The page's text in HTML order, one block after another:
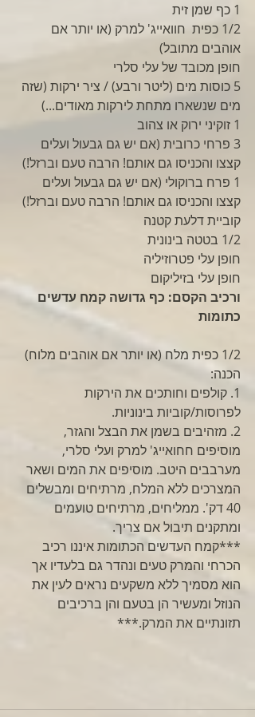
1 כף שמן זית
1/2 כפית  חוואייג' למרק (או יותר אם
אוהבים מתובל)
חופן מכובד של עלי סלרי
5 כוסות מים (ליטר ורבע) / ציר ירקות (שזה
מים שנשארו מתחת לירקות מאודים...)
1 זוקיני ירוק או צהוב
3 פרחי כרובית (אם יש גם גבעול ועלים
קצצו והכניסו גם אותם! הרבה טעם וברזל!)
1 פרח ברוקולי (אם יש גם גבעול ועלים
קצצו והכניסו גם אותם! הרבה טעם וברזל!)
קוביית דלעת קטנה
1/2 בטטה בינונית
חופן עלי פטרוזיליה
חופן עלי בזיליקום
ורכיב הקסם: כף גדושה קמח עדשים
כתומות
1/2 כפית מלח (או יותר אם אוהבים מלוח)
הכנה:
1. קולפים וחותכים את הירקות
לפרוסות/קוביות בינוניות.
2. מזהיבים בשמן את הבצל והגזר,
מוסיפים חחואייג' למרק ועלי סלרי,
מערבבים היטב. מוסיפים את המים ושאר
המצרכים ללא המלח, מרתיחים ומבשלים
40 דק'. ממליחים, מרתיחים טועמים
ומתקנים תיבול אם צריך.
***קמח העדשים הכתומות איננו רכיב
הכרחי והמרק טעים ונהדר גם בלעדיו אך
הוא מסמיך ללא משקעים נראים לעין את
הנוזל ומעשיר הן בטעם והן ברכיבים
תזונתיים את המרק.***